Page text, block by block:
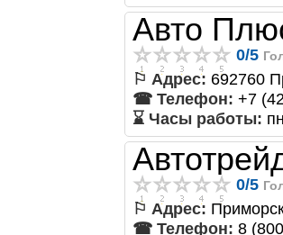
Авто
0/5
⚐ Адрес: 692760
☎ Телефон: +7
⌛ Часы работы:
0/5
⚐ Адрес:
☎ Телефон: 8